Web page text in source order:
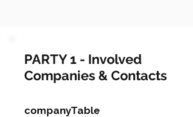
PARTY 1 - Involved
Companies & Contacts
companyTable